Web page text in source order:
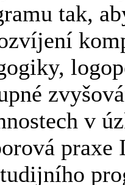
tak,
v